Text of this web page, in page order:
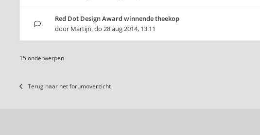
Red Dot Design Award winnende theekop
door Martijn,do 28 aug 2014, 13:11
15 onderwerpen
Terug naar het forumoverzicht